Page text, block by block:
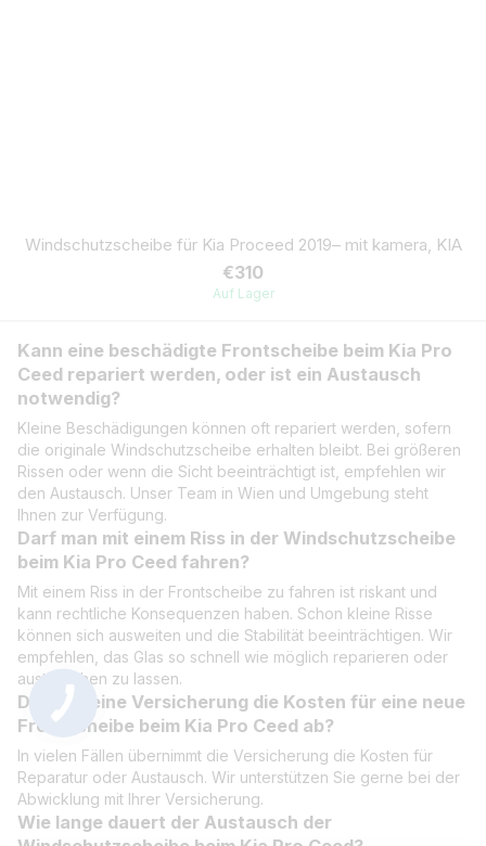
Windschutzscheibe für Kia Proceed 2019– mit kamera, KIA
€310
Auf Lager
Kann eine beschädigte Frontscheibe beim Kia Pro
Ceed repariert werden, oder ist ein Austausch
notwendig?
Kleine Beschädigungen können oft repariert werden, sofern
die originale Windschutzscheibe erhalten bleibt. Bei größeren
Rissen oder wenn die Sicht beeinträchtigt ist, empfehlen wir
den Austausch. Unser Team in Wien und Umgebung steht
Ihnen zur Verfügung.
Darf man mit einem Riss in der Windschutzscheibe
beim Kia Pro Ceed fahren?
Mit einem Riss in der Frontscheibe zu fahren ist riskant und
kann rechtliche Konsequenzen haben. Schon kleine Risse
können sich ausweiten und die Stabilität beeinträchtigen. Wir
empfehlen, das Glas so schnell wie möglich reparieren oder
austauschen zu lassen.
Deckt meine Versicherung die Kosten für eine neue
Frontscheibe beim Kia Pro Ceed ab?
In vielen Fällen übernimmt die Versicherung die Kosten für
Reparatur oder Austausch. Wir unterstützen Sie gerne bei der
Abwicklung mit Ihrer Versicherung.
Wie lange dauert der Austausch der